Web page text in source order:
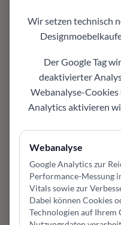
je nach Variante,
auswählbar
Einsatzbereich
geeignet für
oder Leseecke
Design und
Sitzkomfort,
stehen bei
Gut kombinierbar
passt zu
Persönliche
hilft bei Farbe,
Konfiguration
Wir setzen technisch
Der Google Tag
deaktivierter
Webanalyse-
Analytics aktivieren
Webanalyse
Google Analytics zur
Performance-Messung
Vitals sowie zur
Dabei können Cookies
Technologien auf Ihrem